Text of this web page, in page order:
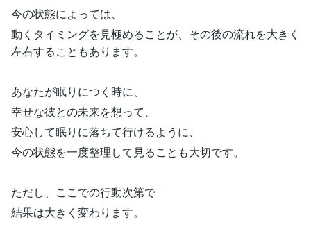
今の状態によっては、
動くタイミングを見極めることが、その後の流れを大きく
左右することもあります。
あなたが眠りにつく時に、
幸せな彼との未来を想って、
安心して眠りに落ちて行けるように、
今の状態を一度整理して見ることも大切です。
ただし、ここでの行動次第で
結果は大きく変わります。